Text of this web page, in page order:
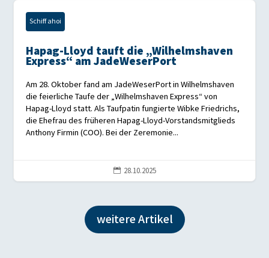
Schiff ahoi
Hapag-Lloyd tauft die „Wilhelmshaven
Express“ am JadeWeserPort
Am 28. Oktober fand am JadeWeserPort in Wilhelmshaven
die feierliche Taufe der „Wilhelmshaven Express“ von
Hapag-Lloyd statt. Als Taufpatin fungierte Wibke Friedrichs,
die Ehefrau des früheren Hapag-Lloyd-Vorstandsmitglieds
Anthony Firmin (COO). Bei der Zeremonie...
 28.10.2025
weitere Artikel